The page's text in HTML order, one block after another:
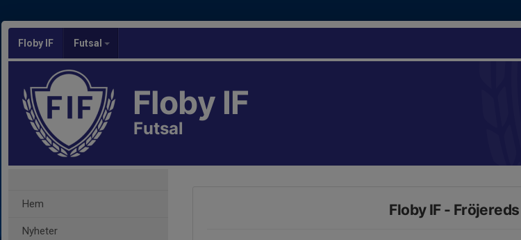
Floby IF Futsal
Floby IF
Futsal
Hem
Nyheter
Floby IF - Fröjereds